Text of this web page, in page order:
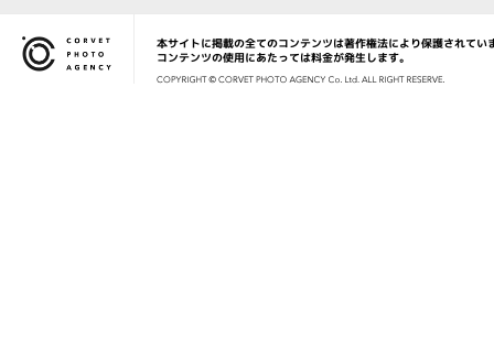
Corvet Photo Agency
本サイトに掲載の全てのコンテンツは著作権法により保護されてい
コンテンツの使用にあたっては料金が発生します。